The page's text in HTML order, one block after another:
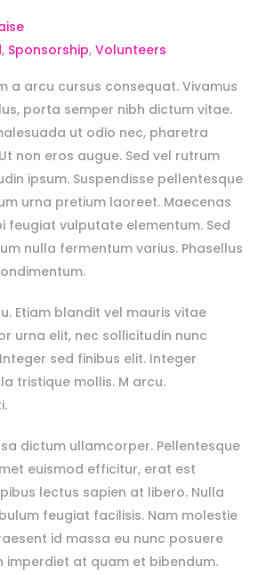
, Sponsorship, Volunteers
a arcu cursus consequat. Vivamus
porta semper nibh dictum vitae.
ut odio nec, pharetra
non eros augue. Sed vel rutrum
ipsum. Suspendisse pellentesque
urna pretium laoreet. Maecenas
feugiat vulputate elementum. Sed
nulla fermentum varius. Phasellus
Etiam blandit vel mauris vitae
urna elit, nec sollicitudin nunc
sed finibus elit. Integer
tristique mollis. M arcu.
dictum ullamcorper. Pellentesque
euismod efficitur, erat est
lectus sapien at libero. Nulla
feugiat facilisis. Nam molestie
id massa eu nunc posuere
imperdiet at quam et bibendum.